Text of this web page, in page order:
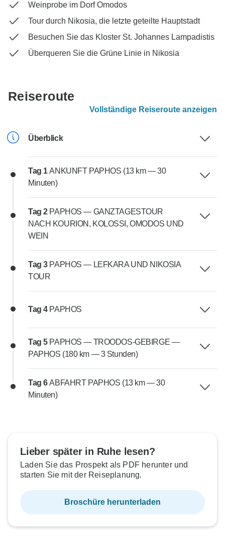
Weinprobe im Dorf Omodos
Tour durch Nikosia, die letzte geteilte Hauptstadt
Besuchen Sie das Kloster St. Johannes Lampadistis
Überqueren Sie die Grüne Linie in Nikosia
Reiseroute
Vollständige Reiseroute anzeigen
Überblick
Tag 1ANKUNFT PAPHOS (13 km — 30
Minuten)
Tag 2 PAPHOS — GANZTAGESTOUR
NACH KOURION, KOLOSSI, OMODOS UND
WEIN
Tag 3 PAPHOS — LEFKARA UND NIKOSIA
TOUR
Tag 4 PAPHOS
Tag 5 PAPHOS — TROODOS-GEBIRGE —
PAPHOS (180 km — 3 Stunden)
Tag 6ABFAHRT PAPHOS (13 km — 30
Minuten)
Lieber später in Ruhe lesen?
Laden Sie das Prospekt als PDF herunter und
starten Sie mit der Reiseplanung.
Broschüre herunterladen